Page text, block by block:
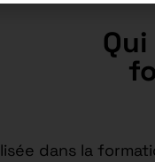
dans la